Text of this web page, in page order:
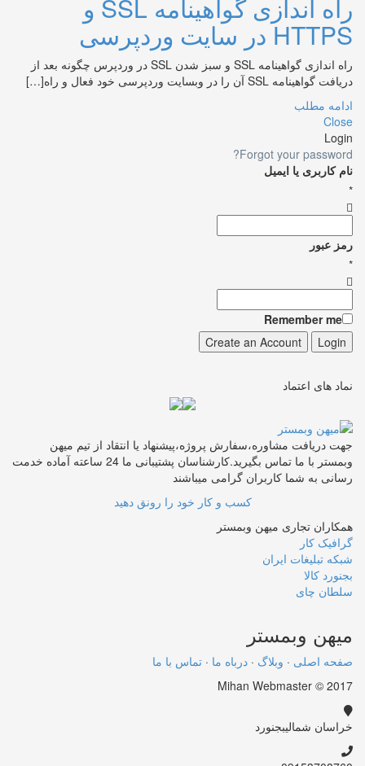
راه اندازی گواهینامه SSL و
HTTPS در سایت وردپرسی
راه اندازی گواهینامه SSL و سبز شدن SSL در وردپرس چگونه بعد از
دریافت گواهینامه SSL آن را در وبسایت وردپرسی خود فعال و راه[…]
ادامه مطلب
Close
Login
Forgot your password?
نام کاربری یا ایمیل
*
رمز عبور
*
Remember me
نماد های اعتماد
جهت دریافت مشاوره،سفارش پروژه،پیشنهاد یا انتقاد از تیم میهن
وبمستر با ما تماس بگیرید.کارشناسان پشتیبانی ما 24 ساعته آماده خدمت
رسانی به شما کاربران گرامی میباشند
کسب و کار خود را رونق دهید
همکاران تجاری میهن وبمستر
گرافیک کار
شبکه تبلیغات ایران
بجنورد کالا
سلطان چای
میهن وبمستر
صفحه اصلی · وبلاگ · درباه ما · تماس با ما
Mihan Webmaster © 2017
خراسان شمالیبجنورد